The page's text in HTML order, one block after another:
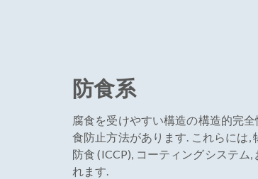
防食系
腐食を受けやすい構造の構造的完
食防止方法があります. これらには,
防食 (ICCP), コーティングシステム
れます.